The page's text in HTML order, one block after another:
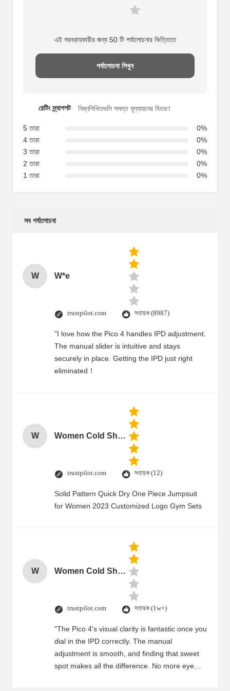
এই সরবরাহকারীর জন্য 50 টি পর্যালোচনার ভিত্তিতে
পর্যালোচনা লিখুন
রেটিং স্ন্যাপশট নিম্নলিখিতগুলি সমস্ত মূল্যায়নের বিতরণ
5 তারা
0%
4 তারা
0%
3 তারা
0%
2 তারা
0%
1 তারা
0%
সব পর্যালোচনা
W W*e
trustpilot.com সহায়ক (8987)
"I love how the Pico 4 handles IPD adjustment.
The manual slider is intuitive and stays
securely in place. Getting the IPD just right
eliminated！
W Women Cold Shoulder V Neck Rayon Blouse
trustpilot.com সহায়ক (12)
Solid Pattern Quick Dry One Piece Jumpsuit
for Women 2023 Customized Logo Gym Sets
W Women Cold Shoulder V Neck Rayon Blouse
trustpilot.com সহায়ক (1w+)
"The Pico 4's visual clarity is fantastic once you
dial in the IPD correctly. The manual
adjustment is smooth, and finding that sweet
spot makes all the difference. No more eye